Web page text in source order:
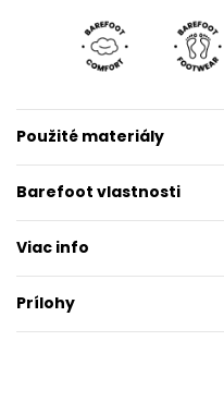
Použité materiály
Barefoot vlastnosti
Viac info
Prílohy